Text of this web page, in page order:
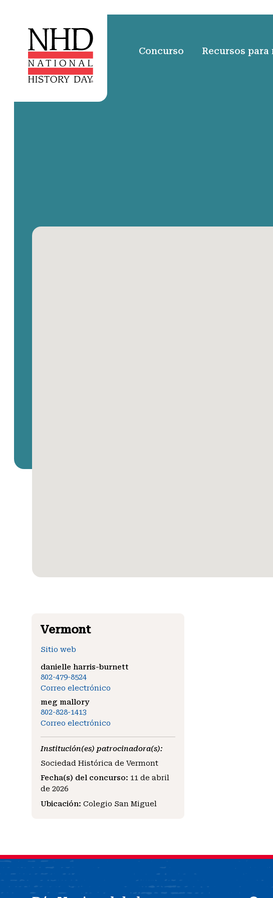
Concurso Recursos para
Vermont
Sitio web
danielle harris-burnett
802-479-8524
Correo electrónico
meg mallory
802-828-1413
Correo electrónico
Institución(es) patrocinadora(s):
Sociedad Histórica de Vermont
Fecha(s) del concurso: 11 de abril
de 2026
Ubicación: Colegio San Miguel